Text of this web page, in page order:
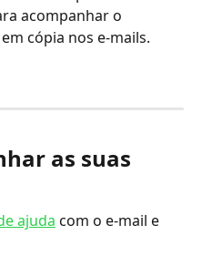
acompanhar o
cópia nos e-mails.
as suas
ajuda com o e-mail e